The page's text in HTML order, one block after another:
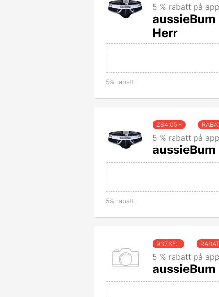
5 % rabatt på
Herr
5% rabatt
284.05:-
5 % rabatt på
5% rabatt
937.65:-
5 % rabatt på